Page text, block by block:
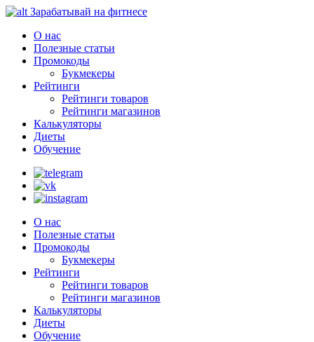
Зарабатывай на фитнесе
О нас
Полезные статьи
Промокоды
Букмекеры
Рейтинги
Рейтинги товаров
Рейтинги магазинов
Калькуляторы
Диеты
Обучение
О нас
Полезные статьи
Промокоды
Букмекеры
Рейтинги
Рейтинги товаров
Рейтинги магазинов
Калькуляторы
Диеты
Обучение